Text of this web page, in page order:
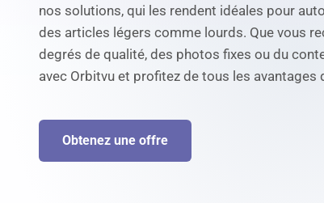
nos solutions, qui les rendent idéales pour
des articles légers comme lourds. Que vous
degrés de qualité, des photos fixes ou du
avec Orbitvu et profitez de tous les avantages
Obtenez une offre